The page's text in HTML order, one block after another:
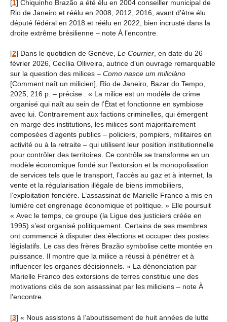
[1] Chiquinho Brazão a été élu en 2004 conseiller municipal de
Rio de Janeiro et réélu en 2008, 2012, 2016, avant d’être élu
député fédéral en 2018 et réélu en 2022, bien incrusté dans la
droite extrême brésilienne – note À l’encontre.
[2] Dans le quotidien de Genève, Le Courrier, en date du 26
février 2026, Cecília Olliveira, autrice d’un ouvrage remarquable
sur la question des milices – Como nasce um miliciàno
[Comment naît un milicien], Rio de Janeiro, Bazar do Tempo,
2025, 216 p. – précise : « La milice est un modèle de crime
organisé qui naît au sein de l’État et fonctionne en symbiose
avec lui. Contrairement aux factions criminelles, qui émergent
en marge des institutions, les milices sont majoritairement
composées d’agents publics – policiers, pompiers, militaires en
activité ou à la retraite – qui utilisent leur position institutionnelle
pour contrôler des territoires. Ce contrôle se transforme en un
modèle économique fondé sur l’extorsion et la monopolisation
de services tels que le transport, l’accès au gaz et à internet, la
vente et la régularisation illégale de biens immobiliers,
l’exploitation foncière. L’assassinat de Marielle Franco a mis en
lumière cet engrenage économique et politique. » Elle poursuit
« Avec le temps, ce groupe (la Ligue des justiciers créée en
1995) s’est organisé politiquement. Certains de ses membres
ont commencé à disputer des élections et occuper des postes
législatifs. Le cas des frères Brazão symbolise cette montée en
puissance. Il montre que la milice a réussi à pénétrer et à
influencer les organes décisionnels. » La dénonciation par
Marielle Franco des extorsions de terres constitue une des
motivations clés de son assassinat par les miliciens – note À
l’encontre.
[3] « Nous assistons à l’aboutissement de huit années de lutte